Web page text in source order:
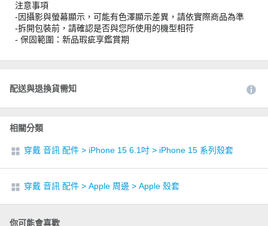
注意事項
-因攝影與螢幕顯示，可能有色澤顯示差異，請依實際商品為準
-拆開包裝前，請確認是否與您所使用的機型相符
- 保固範圍：新品瑕疵享鑑賞期
配送與退換貨需知
相關分類
穿戴 音訊 配件 > iPhone 15 6.1吋 > iPhone 15 系列殼套
穿戴 音訊 配件 > Apple 周邊 > Apple 殼套
你可能會喜歡